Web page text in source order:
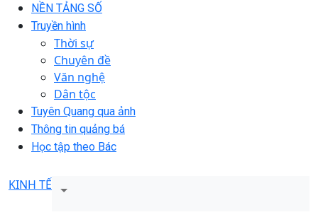
NỀN TẢNG SỐ
Truyền hình
Thời sự
Chuyên đề
Văn nghệ
Dân tộc
Tuyên Quang qua ảnh
Thông tin quảng bá
Học tập theo Bác
KINH TẾ